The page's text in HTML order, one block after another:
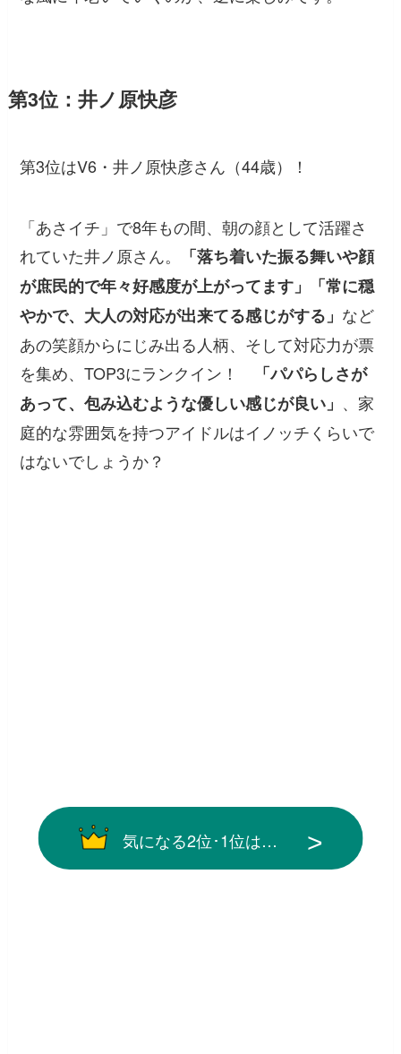
第3位：井ノ原快彦
第3位はV6・井ノ原快彦さん（44歳）！
「あさイチ」で8年もの間、朝の顔として活躍さ
れていた井ノ原さん。
「落ち着いた振る舞いや顔
が庶民的で年々好感度が上がってます」「常に穏
やかで、大人の対応が出来てる感じがする」 など
あの笑顔からにじみ出る人柄、そして対応力が票
を集め、TOP3にランクイン！
「パパらしさが
あって、包み込むような優しい感じが良い」 、家
庭的な雰囲気を持つアイドルはイノッチくらいで
はないでしょうか？
気になる2位･1位は…